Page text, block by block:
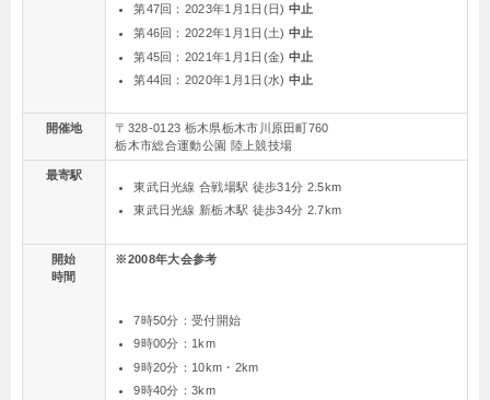
第47回：2023年1月1日(日) 中止
第46回：2022年1月1日(土) 中止
第45回：2021年1月1日(金) 中止
第44回：2020年1月1日(水) 中止
開催地
〒328-0123 栃木県栃木市川原田町760
栃木市総合運動公園 陸上競技場
最寄駅
東武日光線 合戦場駅 徒歩31分 2.5km
東武日光線 新栃木駅 徒歩34分 2.7km
開始
時間
※2008年大会参考
7時50分：受付開始
9時00分：1km
9時20分：10km・2km
9時40分：3km